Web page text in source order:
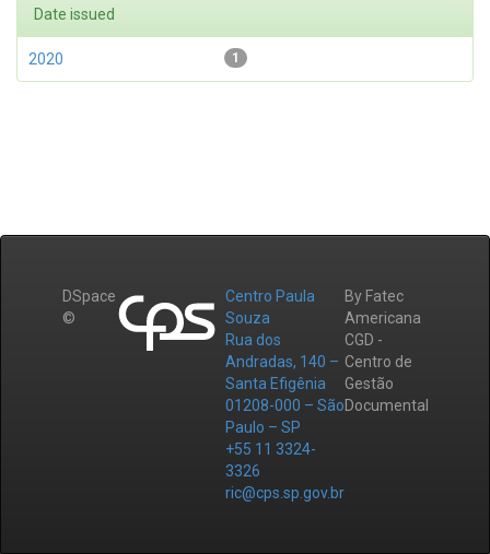
Date issued
1
2020
DSpace
©
Centro Paula
Souza
Rua dos
Andradas, 140 –
Santa Efigênia
01208-000 – São
Paulo – SP
+55 11 3324-
3326
ric@cps.sp.gov.br
By Fatec
Americana
CGD -
Centro de
Gestão
Documental